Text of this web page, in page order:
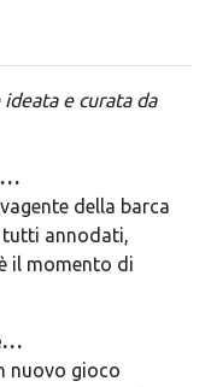
e curata da
della barca
tutti annodati,
il momento di
nuovo gioco